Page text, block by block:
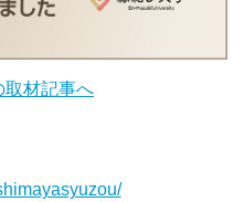
取材記事へ